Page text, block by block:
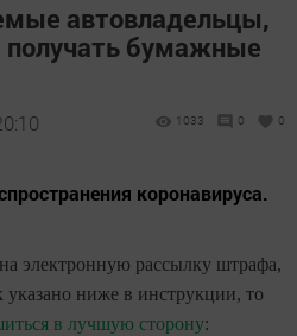
автовладельцы,
получать бумажные
1033 0 0
коронавируса.
электронную рассылку штрафа,
указано ниже в инструкции, то
в лучшую сторону: